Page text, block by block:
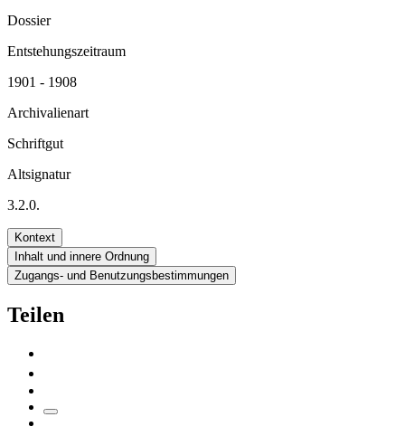
Dossier
Entstehungszeitraum
1901 - 1908
Archivalienart
Schriftgut
Altsignatur
3.2.0.
Kontext
Inhalt und innere Ordnung
Zugangs- und Benutzungsbestimmungen
Teilen